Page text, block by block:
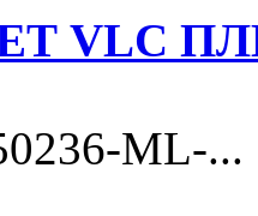
VLC
ML-...